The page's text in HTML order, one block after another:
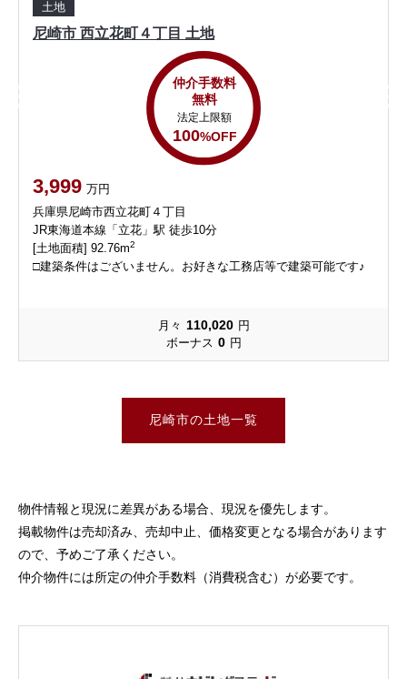
土地
尼崎市 西立花町４丁目 土地
仲介手数料
無料
法定上限額
100%OFF
3,999 万円
兵庫県尼崎市西立花町４丁目
JR東海道本線「立花」駅 徒歩10分
[土地面積] 92.76m2
□建築条件はございません。お好きな工務店等で建築可能です♪
月々 110,020 円
ボーナス 0 円
尼崎市の土地一覧
物件情報と現況に差異がある場合、現況を優先します。
掲載物件は売却済み、売却中止、価格変更となる場合があります
ので、予めご了承ください。
仲介物件には所定の仲介手数料（消費税含む）が必要です。